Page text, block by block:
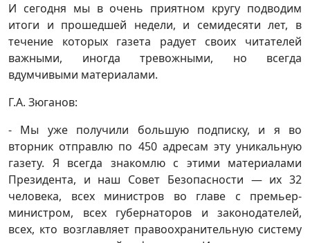
И сегодня мы в очень приятном кругу подводим
итоги и прошедшей недели, и семидесяти лет, в
течение которых газета радует своих читателей
важными, иногда тревожными, но всегда
вдумчивыми материалами.
Г.А. Зюганов:
- Мы уже получили большую подписку, и я во
вторник отправлю по 450 адресам эту уникальную
газету. Я всегда знакомлю с этими материалами
Президента, и наш Совет Безопасности — их 32
человека, всех министров во главе с премьер-
министром, всех губернаторов и законодателей,
всех, кто возглавляет правоохранительную систему